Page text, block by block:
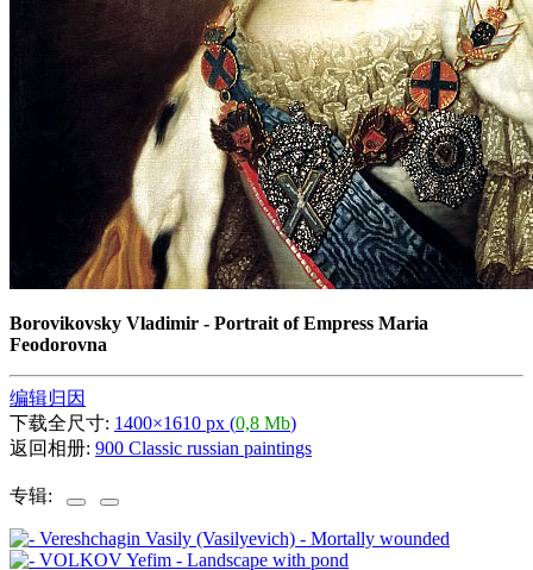
Borovikovsky Vladimir - Portrait of Empress Maria
Feodorovna
编辑归因
下载全尺寸: 1400×1610 px (0,8 Mb)
返回相册: 900 Classic russian paintings
专辑: